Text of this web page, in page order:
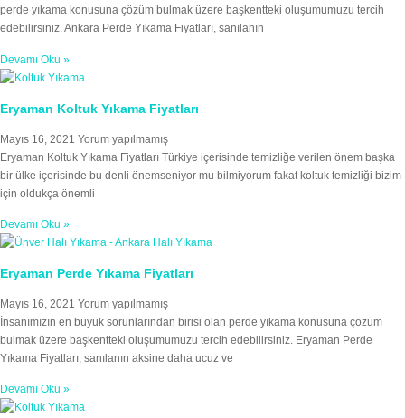
perde yıkama konusuna çözüm bulmak üzere başkentteki oluşumumuzu tercih
edebilirsiniz. Ankara Perde Yıkama Fiyatları, sanılanın
Devamı Oku »
Eryaman Koltuk Yıkama Fiyatları
Mayıs 16, 2021 Yorum yapılmamış
Eryaman Koltuk Yıkama Fiyatları Türkiye içerisinde temizliğe verilen önem başka
bir ülke içerisinde bu denli önemseniyor mu bilmiyorum fakat koltuk temizliği bizim
için oldukça önemli
Devamı Oku »
Eryaman Perde Yıkama Fiyatları
Mayıs 16, 2021 Yorum yapılmamış
İnsanımızın en büyük sorunlarından birisi olan perde yıkama konusuna çözüm
bulmak üzere başkentteki oluşumumuzu tercih edebilirsiniz. Eryaman Perde
Yıkama Fiyatları, sanılanın aksine daha ucuz ve
Devamı Oku »